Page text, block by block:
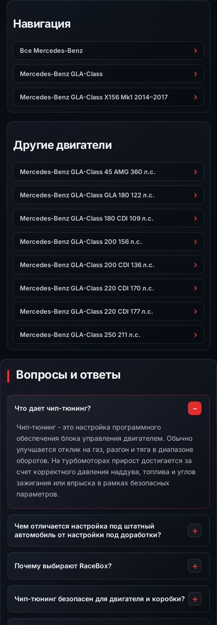
Навигация
Все Mercedes-Benz
Mercedes-Benz GLA-Class
Mercedes-Benz GLA-Class X156 Mk1 2014–2017
Другие двигатели
Mercedes-Benz GLA-Class 45 AMG 360 л.с.
Mercedes-Benz GLA-Class GLA 180 122 л.с.
Mercedes-Benz GLA-Class 180 CDI 109 л.с.
Mercedes-Benz GLA-Class 200 156 л.с.
Mercedes-Benz GLA-Class 200 CDI 136 л.с.
Mercedes-Benz GLA-Class 220 CDI 170 л.с.
Mercedes-Benz GLA-Class 220 CDI 177 л.с.
Mercedes-Benz GLA-Class 250 211 л.с.
Вопросы и ответы
Что дает чип-тюнинг?
Чип-тюнинг - это настройка программного
обеспечения блока управления двигателем. Обычно
улучшается отклик на газ, разгон и тяга в диапазоне
оборотов. На турбомоторах прирост достигается за
счет корректного давления наддува, топлива и углов
зажигания или впрыска в рамках безопасных
параметров.
Чем отличается настройка под штатный
автомобиль от настройки под доработки?
Почему выбирают RaceBox?
Чип-тюнинг безопасен для двигателя и коробки?